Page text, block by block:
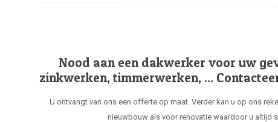
Nood aan een dakwerker voor uw
zinkwerken, timmerwerken, ...
U ontvangt van ons een offerte op maat. Verder kan u op ons
nieuwbouw als voor renovatie waardoor u altijd